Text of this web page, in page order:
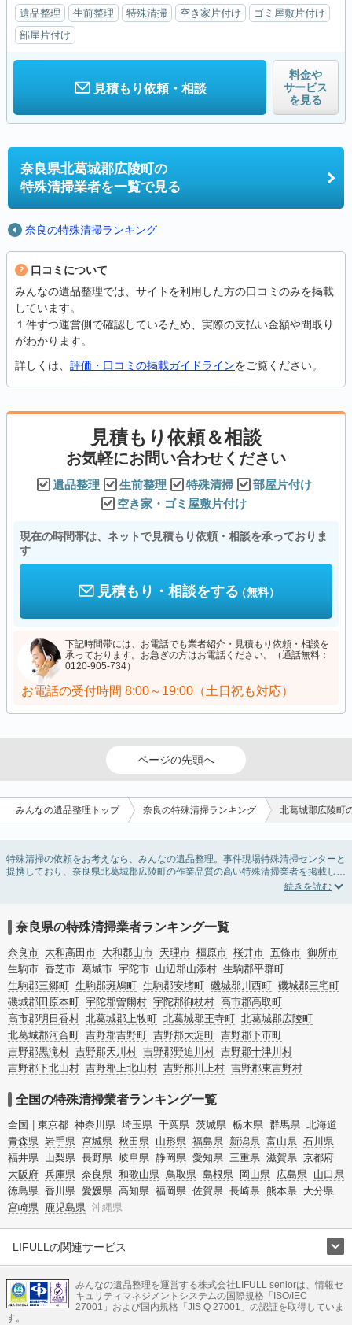
遺品整理 生前整理 特殊清掃 空き家片付け
ゴミ屋敷片付け
部屋片付け
見積もり依頼・相談
料金や
サービス
を見る
奈良県北葛城郡広陵町の
特殊清掃業者を一覧で見る
奈良の特殊清掃ランキング
口コミについて
みんなの遺品整理では、サイトを利用した方の口コミのみを掲載
しています。
１件ずつ運営側で確認しているため、実際の支払い金額や間取り
がわかります。
詳しくは、 評価・口コミの掲載ガイドラインをご覧ください。
見積もり依頼＆相談
お気軽にお問い合わせください
遺品整理 生前整理 特殊清掃
部屋片付け
空き家・ゴミ屋敷片付け
現在の時間帯は、ネットで見積もり依頼・相談を承っておりま
す
見積もり・相談をする（無料）
下記時間帯には、お電話でも業者紹介・見積もり依頼・相談を
承っております。お急ぎの方はお電話ください。（通話無料：
0120-905-734）
お電話の受付時間 8:00～19:00（土日祝も対応）
ページの先頭へ
みんなの遺品整理トップ 奈良の特殊清掃ランキング 北葛城郡広陵町
特殊清掃の依頼をお考えなら、みんなの遺品整理。事件現場特殊清掃センターと
提携しており、奈良県北葛城郡広陵町の作業品質の高い特殊清掃業者を掲載して
います。孤独死・孤立死に伴う不用品の処分・回収・引き取りから、事件・事
ない場合はリフォームによる原状回復・オゾン脱臭機による腐敗臭などの臭いの
脱臭・消臭サービスなど絞り込み条件を利用し検索してみましょう。
また故人のご遺族だけでなく不動産管理会社様やオーナー様(賃貸家主様)、行政
のご担当者様でも相談できます。
奈良県の特殊清掃業者ランキング一覧
奈良市 大和高田市 大和郡山市 天理市 橿原市 桜井市 五條市 御所市
生駒市 香芝市 葛城市 宇陀市 山辺郡山添村 生駒郡平群町
生駒郡三郷町 生駒郡斑鳩町 生駒郡安堵町 磯城郡川西町 磯城郡三宅町
磯城郡田原本町 宇陀郡曽爾村 宇陀郡御杖村 高市郡高取町
高市郡明日香村 北葛城郡上牧町 北葛城郡王寺町 北葛城郡広陵町
北葛城郡河合町 吉野郡吉野町 吉野郡大淀町 吉野郡下市町
吉野郡黒滝村 吉野郡天川村 吉野郡野迫川村 吉野郡十津川村
吉野郡下北山村 吉野郡上北山村 吉野郡川上村 吉野郡東吉野村
全国の特殊清掃業者ランキング一覧
全国 東京都 神奈川県 埼玉県 千葉県 茨城県 栃木県 群馬県 北海道
青森県 岩手県 宮城県 秋田県 山形県 福島県 新潟県 富山県 石川県
福井県 山梨県 長野県 岐阜県 静岡県 愛知県 三重県 滋賀県 京都府
大阪府 兵庫県 奈良県 和歌山県 鳥取県 島根県 岡山県 広島県 山口県
徳島県 香川県 愛媛県 高知県 福岡県 佐賀県 長崎県 熊本県 大分県
宮崎県 鹿児島県 沖縄県
LIFULLの関連サービス
不動産・住宅
引越し 老人ホーム 地方創生 ママの就労支援
不動産クラウドファンディング 遺品整理 老後の暮らし情報
みんなの遺品整理を運営する株式会社LIFULL seniorは、情報セ
キュリティマネジメントシステムの国際規格「ISO/IEC
27001」および国内規格「JIS Q 27001」の認証を取得していま
す。